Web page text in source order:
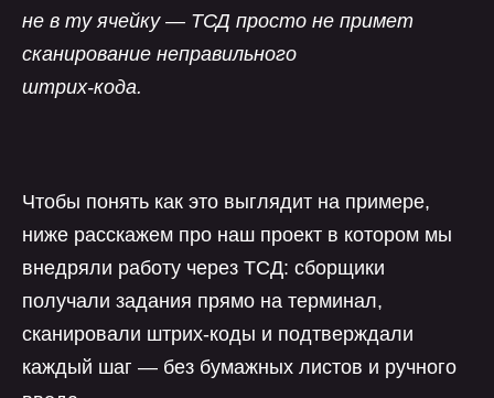
не в ту ячейку — ТСД просто не примет
сканирование неправильного
штрих-кода.
Чтобы понять как это выглядит на примере,
ниже расскажем про наш проект в котором мы
внедряли работу через ТСД: сборщики
получали задания прямо на терминал,
сканировали штрих-коды и подтверждали
каждый шаг — без бумажных листов и ручного